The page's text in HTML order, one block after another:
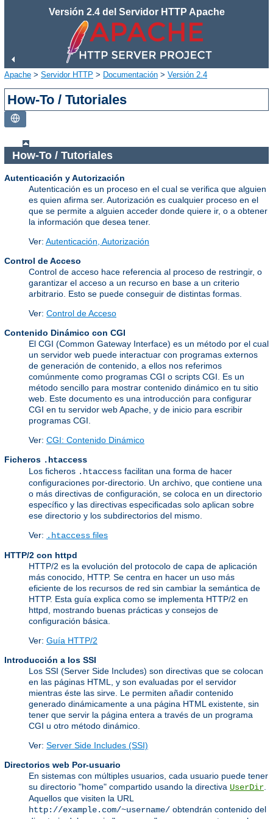
Versión 2.4 del Servidor HTTP Apache
Apache > Servidor HTTP > Documentación > Versión 2.4
How-To / Tutoriales
How-To / Tutoriales
Autenticación y Autorización
Autenticación es un proceso en el cual se verifica que alguien
es quien afirma ser. Autorización es cualquier proceso en el
que se permite a alguien acceder donde quiere ir, o a obtener
la información que desea tener.
Ver: Autenticación, Autorización
Control de Acceso
Control de acceso hace referencia al proceso de restringir, o
garantizar el acceso a un recurso en base a un criterio
arbitrario. Esto se puede conseguir de distintas formas.
Ver: Control de Acceso
Contenido Dinámico con CGI
El CGI (Common Gateway Interface) es un método por el cual
un servidor web puede interactuar con programas externos
de generación de contenido, a ellos nos referimos
comúnmente como programas CGI o scripts CGI. Es un
método sencillo para mostrar contenido dinámico en tu sitio
web. Este documento es una introducción para configurar
CGI en tu servidor web Apache, y de inicio para escribir
programas CGI.
Ver: CGI: Contenido Dinámico
Ficheros .htaccess
Los ficheros .htaccess facilitan una forma de hacer
configuraciones por-directorio. Un archivo, que contiene una
o más directivas de configuración, se coloca en un directorio
específico y las directivas especificadas solo aplican sobre
ese directorio y los subdirectorios del mismo.
Ver: .htaccess files
HTTP/2 con httpd
HTTP/2 es la evolución del protocolo de capa de aplicación
más conocido, HTTP. Se centra en hacer un uso más
eficiente de los recursos de red sin cambiar la semántica de
HTTP. Esta guía explica como se implementa HTTP/2 en
httpd, mostrando buenas prácticas y consejos de
configuración básica.
Ver: Guía HTTP/2
Introducción a los SSI
Los SSI (Server Side Includes) son directivas que se colocan
en las páginas HTML, y son evaluadas por el servidor
mientras éste las sirve. Le permiten añadir contenido
generado dinámicamente a una página HTML existente, sin
tener que servir la página entera a través de un programa
CGI u otro método dinámico.
Ver: Server Side Includes (SSI)
Directorios web Por-usuario
En sistemas con múltiples usuarios, cada usuario puede tener
su directorio "home" compartido usando la directiva UserDir
Aquellos que visiten la URL
http://example.com/~username/ obtendrán contenido del